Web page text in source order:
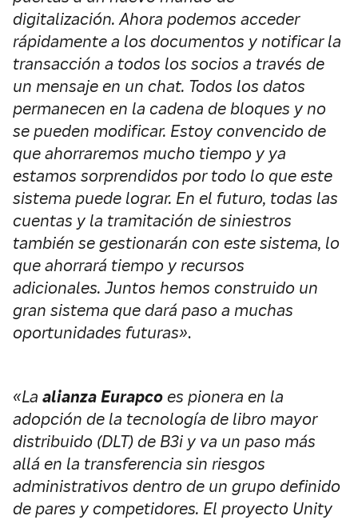
digitalización. Ahora podemos acceder
rápidamente a los documentos y notificar la
transacción a todos los socios a través de
un mensaje en un chat. Todos los datos
permanecen en la cadena de bloques y no
se pueden modificar. Estoy convencido de
que ahorraremos mucho tiempo y ya
estamos sorprendidos por todo lo que este
sistema puede lograr. En el futuro, todas las
cuentas y la tramitación de siniestros
también se gestionarán con este sistema, lo
que ahorrará tiempo y recursos
adicionales. Juntos hemos construido un
gran sistema que dará paso a muchas
oportunidades futuras».
«La alianza Eurapcoes pionera en la
adopción de la tecnología de libro mayor
distribuido (DLT) de B3i y va un paso más
allá en la transferencia sin riesgos
administrativos dentro de un grupo definido
de pares y competidores. El proyecto Unity